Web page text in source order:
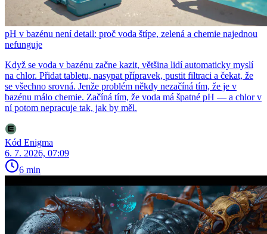
pH v bazénu není detail: proč voda štípe, zelená a chemie najednou
nefunguje
Když se voda v bazénu začne kazit, většina lidí automaticky myslí
na chlor. Přidat tabletu, nasypat přípravek, pustit filtraci a čekat, že
se všechno srovná. Jenže problém někdy nezačíná tím, že je v
bazénu málo chemie. Začíná tím, že voda má špatné pH — a chlor v
ní potom nepracuje tak, jak by měl.
Kód Enigma
6. 7. 2026, 07:09
6 min